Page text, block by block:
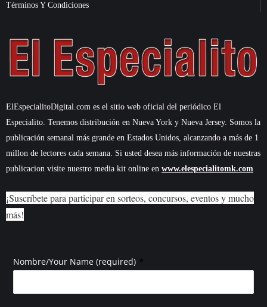
Términos Y Condiciones
ElEspecialitoDigital.com es el sitio web oficial del periódico El
Especialito. Tenemos distribución en Nueva York y Nueva Jersey. Somos la
publicación semanal más grande en Estados Unidos, alcanzando a más de 1
millon de lectores cada semana. Si usted desea más información de nuestras
publicacion visite nuestro media kit online en www.elespecialitomk.com
¡Suscríbete para participar en sorteos, concursos, eventos y mucho
más!
Nombre/Your Name (required) *